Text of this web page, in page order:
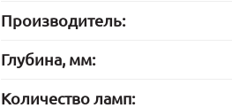
Производитель:
Глубина, мм:
Количество ламп: